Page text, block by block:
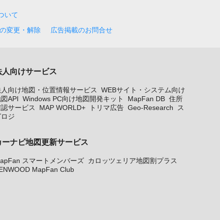
いて
変更・解除 広告掲載のお問合せ
人向けサービス
向け地図・位置情報サービス
WEBサイト・システム向け
API Windows PC向け地図開発キット MapFan DB 住所
サービス
MAP WORLD+ トリマ広告 Geo-Research
ス
ジ
ーナビ地図更新サービス
スマートメンバーズ カロッツェリア地図割プラス
MapFan Club